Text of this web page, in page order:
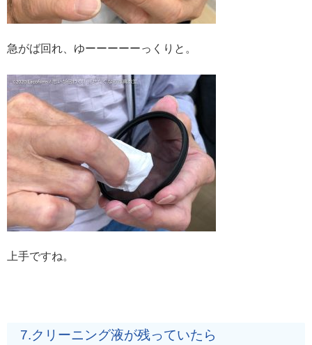
急がば回れ、ゆーーーーーっくりと。
上手ですね。
7.クリーニング液が残っていたら